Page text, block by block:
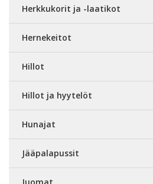
Herkkukorit ja -laatikot
Hernekeitot
Hillot
Hillot ja hyytelöt
Hunajat
Jääpalapussit